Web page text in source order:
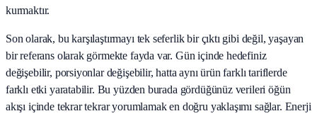
kurmaktır.
Son olarak, bu karşılaştırmayı tek seferlik bir çıktı gibi değil, yaşayan
bir referans olarak görmekte fayda var. Gün içinde hedefiniz
değişebilir, porsiyonlar değişebilir, hatta aynı ürün farklı tariflerde
farklı etki yaratabilir. Bu yüzden burada gördüğünüz verileri öğün
akışı içinde tekrar tekrar yorumlamak en doğru yaklaşımı sağlar. Enerji